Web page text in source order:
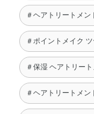
＃ヘアトリートメ
＃ポイントメイク ツ
＃保湿 ヘアトリート
＃ヘアトリートメ